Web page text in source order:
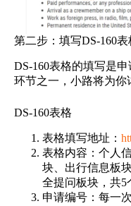
第二步：填写DS-160表
DS-160表格的填写是
环节之一，小路将为你
DS-160表格
表格填写地址：
表格内容：个人
块、出行信息板
全提问板块，共5
申请编号：每一